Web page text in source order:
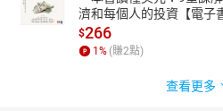
濟和每個人的投資【電子
$266
1% (賺2點)
查看更多